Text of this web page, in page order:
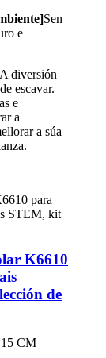
Sen
e
A diversión
escavar.
e
a
a súa
K6610
de
CM